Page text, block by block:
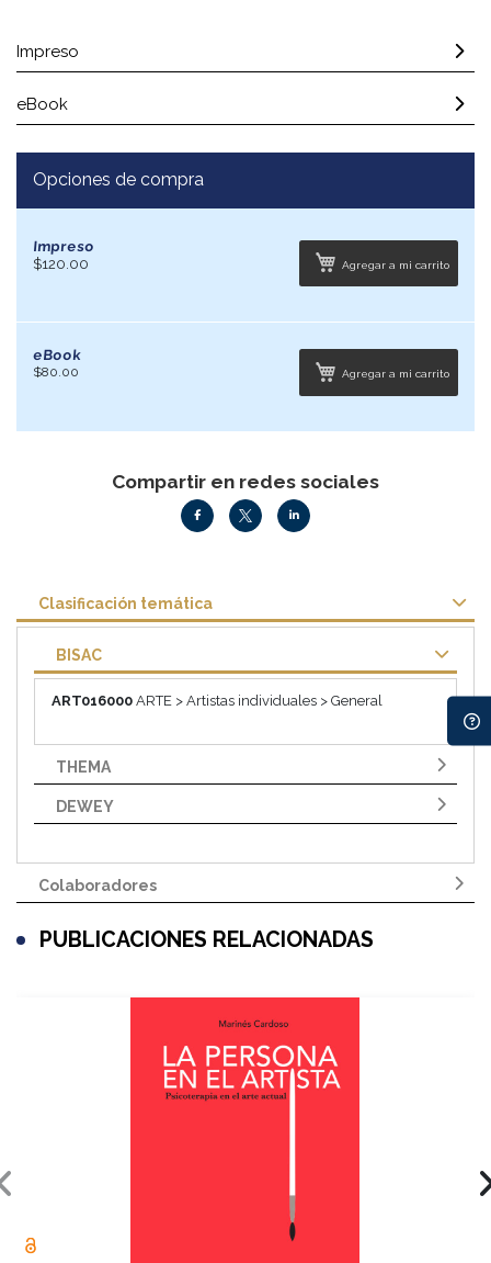
Impreso
eBook
Opciones de compra
Impreso
$120.00
Agregar a mi carrito
eBook
$80.00 Agregar a mi carrito
Compartir en redes sociales
Clasificación temática
BISAC
ART016000 ARTE > Artistas individuales > General
THEMA
DEWEY
Colaboradores
PUBLICACIONES RELACIONADAS